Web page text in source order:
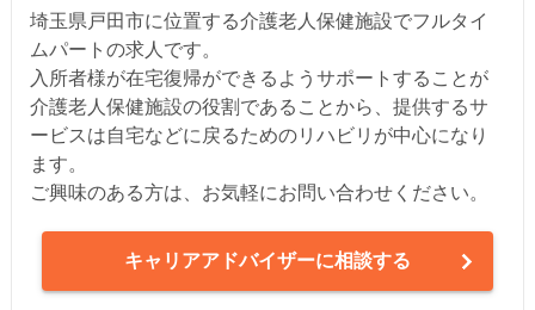
埼玉県戸田市に位置する介護老人保健施設でフルタイ
ムパートの求人です。
入所者様が在宅復帰ができるようサポートすることが
介護老人保健施設の役割であることから、提供するサ
ービスは自宅などに戻るためのリハビリが中心になり
ます。
ご興味のある方は、お気軽にお問い合わせください。
キャリアアドバイザーに相談する